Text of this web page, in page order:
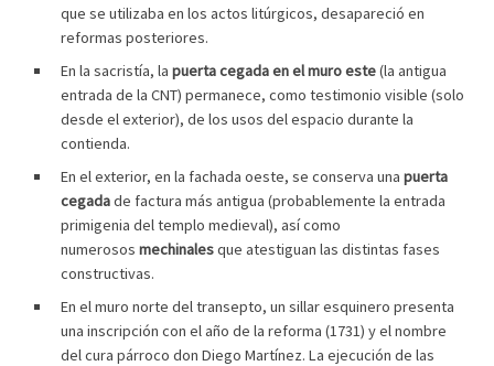
que se utilizaba en los actos litúrgicos, desapareció en
reformas posteriores.
En la sacristía, la puerta cegada en el muro este(la antigua
entrada de la CNT) permanece, como testimonio visible (solo
desde el exterior), de los usos del espacio durante la
contienda.
En el exterior, en la fachada oeste, se conserva una puerta
cegadade factura más antigua (probablemente la entrada
primigenia del templo medieval), así como
numerosos mechinalesque atestiguan las distintas fases
constructivas.
En el muro norte del transepto, un sillar esquinero presenta
una inscripción con el año de la reforma (1731) y el nombre
del cura párroco don Diego Martínez. La ejecución de las